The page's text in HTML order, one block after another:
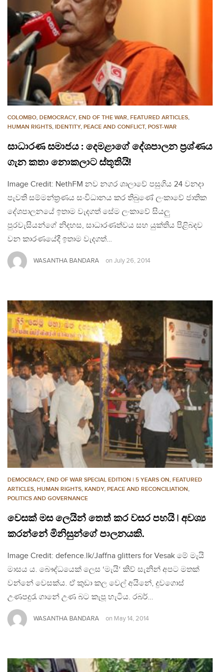
COLOMBO, DEMOCRACY, END OF THE WAR, FEATURED ARTICLES,
HUMAN RIGHTS, IDENTITY, PEACE AND CONFLICT, POST-WAR
සාධාරණ සමාජය : දෙමළාගේ දේශපාලන ප්‍රශ්ණය
ගැන කතා නොකලාට ස්තූතියි!
Image Credit: NethFM නව නගර ශාලාවේ පසුගිය 24 වනදා
පැවති සම්මන්ත්‍රණය සංවිධානය කර තිබුණේ ලංකාවේ ජාතික
දේශපාලනයේ ඉතාම වැදගත් සේම ලංකාවේ සියලු
පුරවැසියන්ගේ නිදහස, සාධාරණත්වය සහ යුක්තිය පිළිබදව
වන කාරණයේදී ඉතාම වැදගත්…
WASANTHA BANDARA on July 26, 2014
DEMOCRACY, END OF WAR SPECIAL EDITION | 5 YEARS ON, FEATURED
ARTICLES, HUMAN RIGHTS, KANDY, PEACE AND RECONCILIATION,
POLITICS AND GOVERNANCE
වෙසක් මස ලෙයින් තෙත් කර වසර පහයි | අවශ්‍ය
කරන්නේ මිනිසුන්ගේ පාලනයකි.
Image Credit: defence.lk/Jaffna glitters for Vesak මේ මැයි
මාසය ය. බෞද්ධයෙක් ලෙස ‘මැයි‘ කිව් සැනින් අපට මතක්
වන්නේ වෙසක්ය. ඒ කුඩා කල වෙල් අයිනේ, දුවගොස්
උණපදුරැ ගානේ උණ බට කැපූ හැටිය. රබර්…
WASANTHA BANDARA on May 14, 2014